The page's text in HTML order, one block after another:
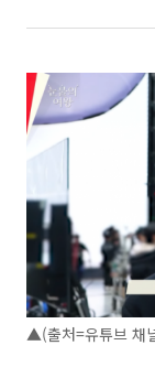
▲(출처=유튜브